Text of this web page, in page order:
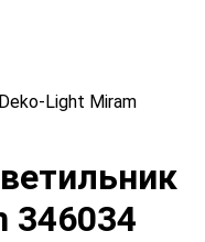
Light Miram
346034